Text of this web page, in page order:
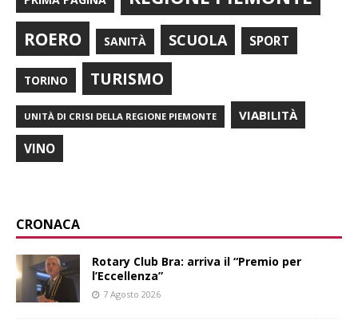
ROERO SANITÀ SCUOLA SPORT
TORINO TURISMO
UNITÀ DI CRISI DELLA REGIONE PIEMONTE VIABILITÀ
VINO
CRONACA
Rotary Club Bra: arriva il “Premio per
l’Eccellenza”
7 Agosto 2026